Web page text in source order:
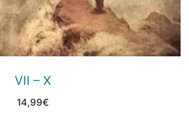
VII – X
14,99€